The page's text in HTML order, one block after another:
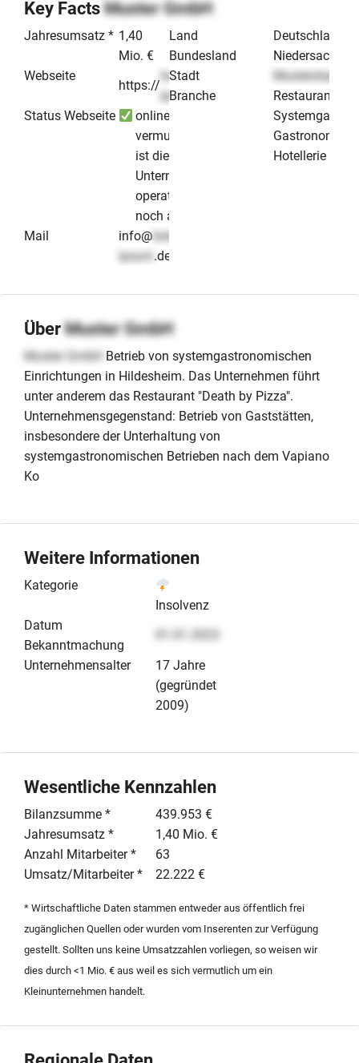
Key FactsMuster GmbH
Jahresumsatz * 1,40
Mio. €
Webseite
https://
lorem-
ipsum
.de
Status Webseite
online -
vermutlich
ist dieses
Unternehmen
operativ
noch aktiv
Mail
info@lorem-
ipsum .de
Land
Deutschland
Bundesland
Niedersachsen
Stadt
Musterstadt
Branche
Restaurant /
Gastronomie &
Hotellerie
ÜberMuster GmbH
Muster GmbH Betrieb von systemgastronomischen
Einrichtungen in Hildesheim. Das Unternehmen führt
unter anderem das Restaurant "Death by Pizza".
Unternehmensgegenstand: Betrieb von Gaststätten,
insbesondere der Unterhaltung von
systemgastronomischen Betrieben nach dem Vapiano
Ko
Weitere Informationen
Kategorie
Insolvenz
Datum
Bekanntmachung
Unternehmensalter
17 Jahre
(gegründet
2009)
Wesentliche Kennzahlen
Bilanzsumme *
439.953 €
Jahresumsatz *
1,40 Mio. €
Anzahl Mitarbeiter *
63
Umsatz/Mitarbeiter *
22.222 €
* Wirtschaftliche Daten stammen entweder aus öffentlich frei
zugänglichen Quellen oder wurden vom Inserenten zur Verfügung
gestellt. Sollten uns keine Umsatzzahlen vorliegen, so weisen wir
dies durch <1 Mio. € aus weil es sich vermutlich um ein
Kleinunternehmen handelt.